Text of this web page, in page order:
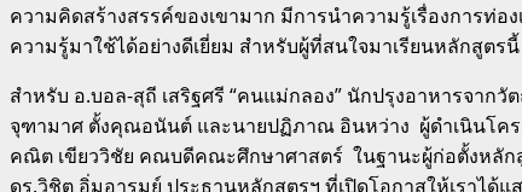
ความคิดสร้างสรรค์ของเขามาก มีการนำความรู้เรื่องการท่
ความรู้มาใช้ได้อย่างดีเยี่ยม สำหรับผู้ที่สนใจมาเรียนหลักสูต
สำหรับ อ.บอล-สุถี เสริฐศรี “คนแม่กลอง” นักปรุงอาหารจา
จุฑามาศ ตั้งคุณอนันต์ และนายปฏิภาณ อินหว่าง ผู้ดำเนินโค
คณิต เขียววิชัย คณบดีคณะศึกษาศาสตร์ ในฐานะผู้ก่อตั้งหลั
ดร.วิชิต อิ่มอารมย์ ประธานหลักสูตรฯ ที่เปิดโอกาสให้เราได้